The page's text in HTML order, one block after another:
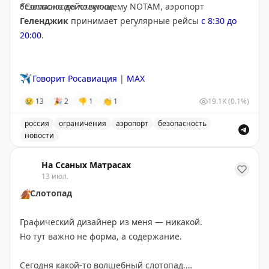
безопасности полетов.
*Согласно действующему NOTAM, аэропорт
Геленджик принимает регулярные рейсы с 8:30 до
20:00.
✈️ Говорит Росавиация | MAX
😢 13 🎉 2 👎 1 👏 1 19.1K(0.1%)
россия ограничения аэропорт
безопасность
новости
На Ссаных Матрасах
13 июл.
🍂Слотопад
Графический дизайнер из меня — никакой.
Но тут важно не форма, а содержание.
Сегодня какой-то волшебный слотопад.